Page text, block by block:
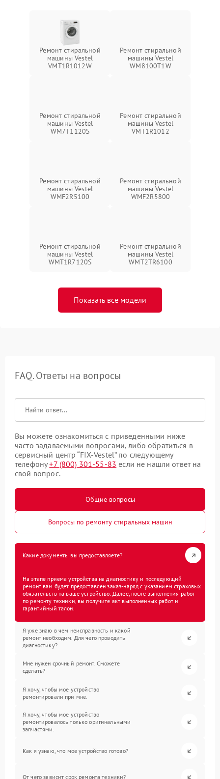
Ремонт стиральной
машины Vestel
VMT1R1012W
Ремонт стиральной
машины Vestel
WM8100T1W
Ремонт стиральной
машины Vestel
WM7T1120S
Ремонт стиральной
машины Vestel
VMT1R1012
Ремонт стиральной
машины Vestel
WMF2R5100
Ремонт стиральной
машины Vestel
WMF2R5800
Ремонт стиральной
машины Vestel
WMT1R7120S
Ремонт стиральной
машины Vestel
WMT2TR6100
Показать все модели
FAQ. Ответы на вопросы
Вы можете ознакомиться с приведенными ниже
часто задаваемыми вопросами, либо обратиться в
сервисный центр “FIX-Vestel” по следующему
телефону+7 (800) 301-55-83 если не нашли ответ на
свой вопрос.
Общие вопросы
Вопросы по ремонту стиральных машин
Какие документы вы предоставляете?
На этапе приема устройства на диагностику и последующий
ремонт вам будет предоставлен заказ-наряд с указанием страховых
обязательств на ваше устройство. Далее, после выполнения работ
по ремонту техники, вы получите акт выполненных работ и
гарантийный талон.
Я уже знаю в чем неисправность и какой
ремонт необходим. Для чего проводить
диагностику?
Мне нужен срочный ремонт. Сможете
сделать?
Я хочу, чтобы мое устройство
ремонтировали при мне.
Я хочу, чтобы мое устройство
ремонтировалось только оригинальными
запчастями.
Как я узнаю, что мое устройство готово?
От чего зависит срок ремонта техники?